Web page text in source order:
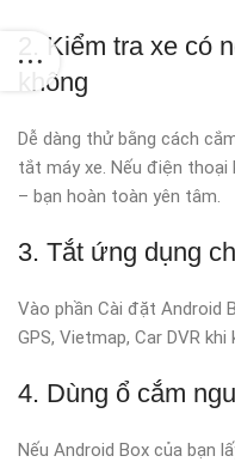
2. Kiểm tra xe có
không
Dễ dàng thử bằng cách
tắt máy xe. Nếu điện
– bạn hoàn toàn yên tâm.
3. Tắt ứng dụng
Vào phần Cài đặt Android
GPS, Vietmap, Car DVR
4. Dùng ổ cắm
Nếu Android Box của bạn